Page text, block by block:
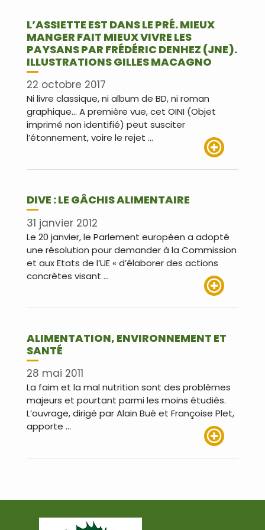
L’ASSIETTE EST DANS LE PRÉ. MIEUX
MANGER FAIT MIEUX VIVRE LES
PAYSANS PAR FRÉDÉRIC DENHEZ (JNE).
ILLUSTRATIONS GILLES MACAGNO
22 octobre 2017
Ni livre classique, ni album de BD, ni roman
graphique… A première vue, cet OINI (Objet
imprimé non identifié) peut susciter
l’étonnement, voire le rejet …
DIVE : LE GÂCHIS ALIMENTAIRE
31 janvier 2012
Le 20 janvier, le Parlement européen a adopté
une résolution pour demander à la Commission
et aux Etats de l’UE « d’élaborer des actions
concrètes visant …
ALIMENTATION, ENVIRONNEMENT ET
SANTÉ
28 mai 2011
La faim et la mal nutrition sont des problèmes
majeurs et pourtant parmi les moins étudiés.
L’ouvrage, dirigé par Alain Bué et Françoise Plet,
apporte …